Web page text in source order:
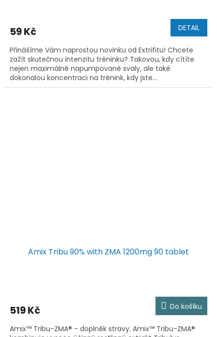
59 Kč DETAIL
Přinášíme Vám naprostou novinku od Extrifitu! Chcete
zažít skutečnou intenzitu tréninku? Takovou, kdy cítíte
nejen maximálně napumpované svaly, ale také
dokonalou koncentraci na trénink, kdy jste...
Amix Tribu 90% with ZMA 1200mg 90 tablet
519 Kč Do košíku
Amix™ Tribu-ZMA® - doplněk stravy. Amix™ Tribu-ZMA®